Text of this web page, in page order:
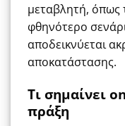
μεταβλητή, όπως
φθηνότερο
αποδεικνύεται
αποκατάστασης.
Τι σημαίνει
πράξη